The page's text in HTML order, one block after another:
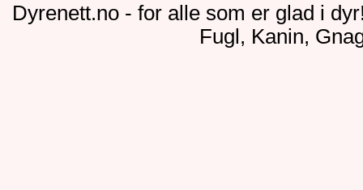
Dyrenett.no - for alle som er glad i
Fugl, Kanin,